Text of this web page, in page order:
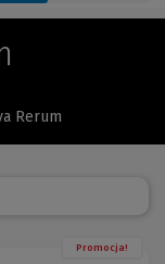
Rerum
Promocja!